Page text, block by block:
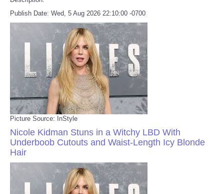
Publish Date: Wed, 5 Aug 2026 22:10:00 -0700
Picture Source: InStyle
Nicole Kidman Stuns in a Witchy LBD With
Underboob Cutouts and Waist-Length Icy Blonde
Hair